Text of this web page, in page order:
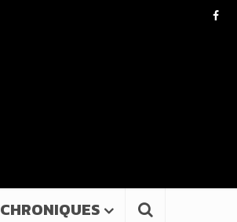
CHRONIQUES